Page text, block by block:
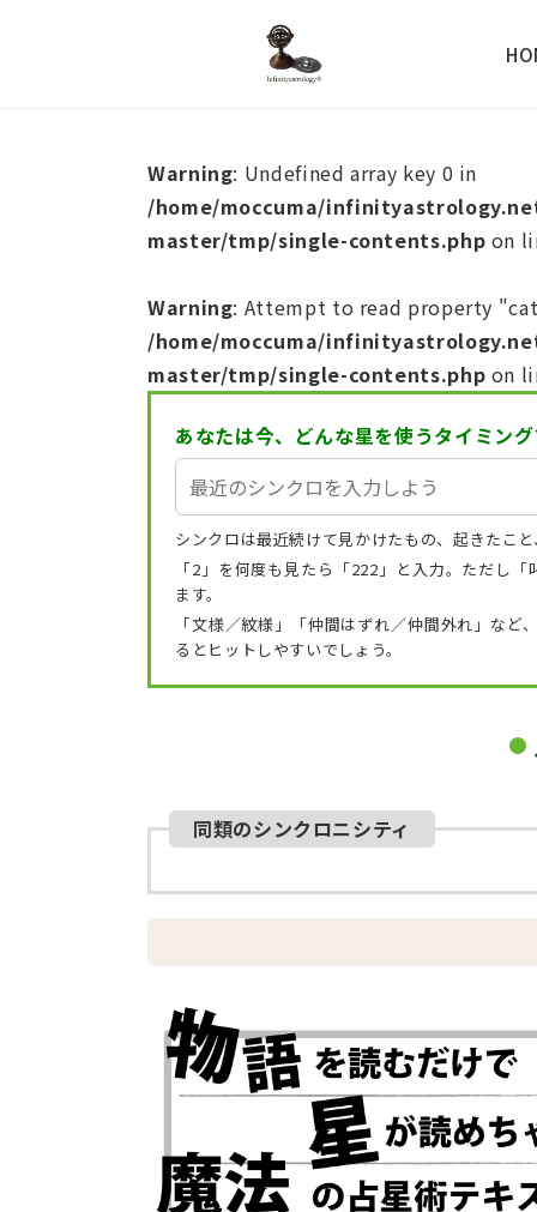
Warning: Undefined array key 0 in
/home/moccuma/
master/tmp/single-contents.php on
Warning: Attempt to read property
/home/moccuma/
master/tmp/single-contents.php on
あなたは今、どんな星を使うタイミン
シンクロは最近続けて見かけたもの、起きたこ
「2」を何度も見たら「222」と入力。ただし
ます。
「文様／紋様」「仲間はずれ／仲間外れ」など
るとヒットしやすいでしょう。
同類のシンクロニシティ